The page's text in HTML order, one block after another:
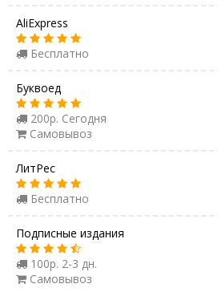
AliExpress
Бесплатно
Буквоед
200р. Сегодня
Самовывоз
ЛитРес
Бесплатно
Подписные издания
100р. 2-3 дн.
Самовывоз